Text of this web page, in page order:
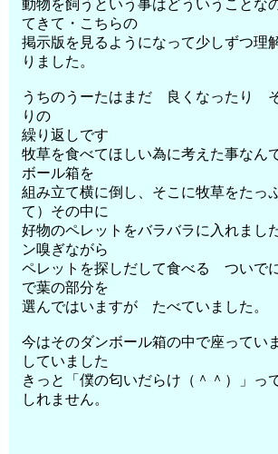
動物を飼うという事はどういうこと
てきて・こちらの
掲示版を見るようになって少しずつ理
りました。
うちのうーたはまだ 良くなったり
りの
繰り返しです
牧草を食べてほしい為に考えた事なん
ボール箱を
組み立て横に倒し、そこに牧草をたっ
て）その中に
好物のペレットをバラバラに入れま
ン嗅ぎながら
ペレットを探しだして食べる ついで
で葉の部分を
選んではいますが たべていました。
今はそのダンボール箱の中で座ってい
していました
きっと「僕の匂いだらけ（＾＾）」っ
しれません。